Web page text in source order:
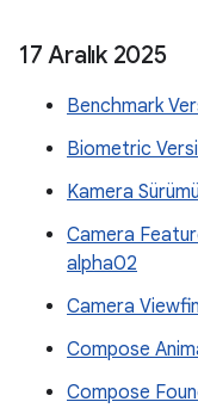
17 Aralık 2025
Benchmark
Biometric
Kamera
Camera
alpha02
Camera
Compose
Compose